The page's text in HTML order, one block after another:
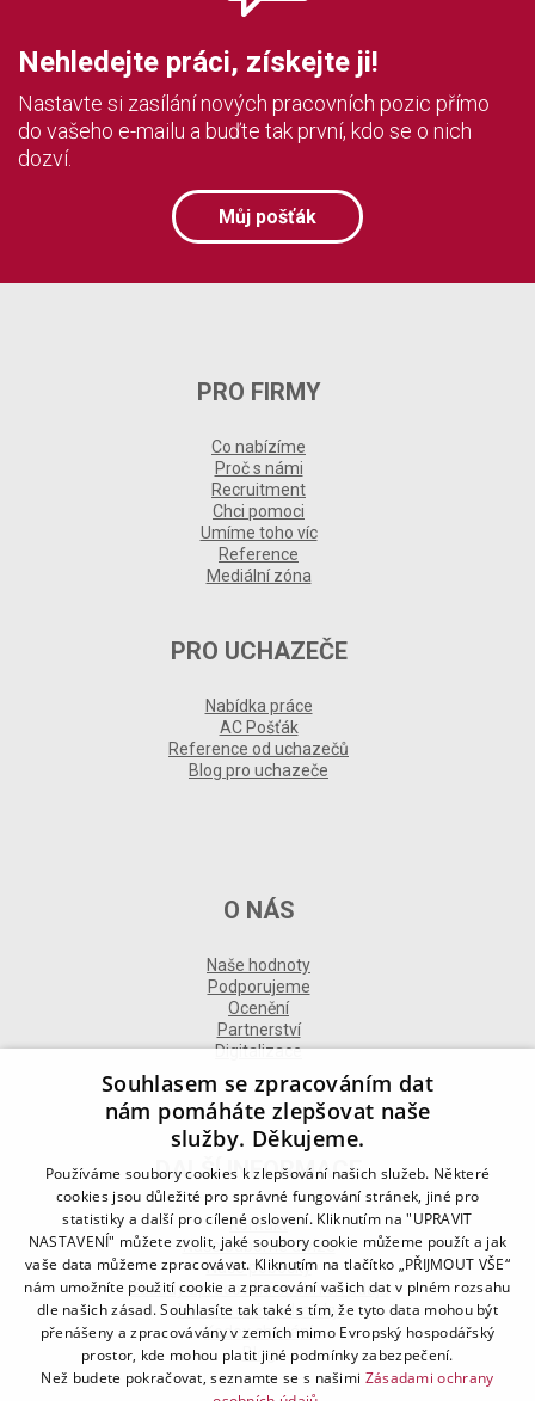
Nehledejte práci, získejte ji!
Nastavte si zasílání nových pracovních pozic přímo
do vašeho e-mailu a buďte tak první, kdo se o nich
dozví.
Můj pošťák
PRO FIRMY
Co nabízíme
Proč s námi
Recruitment
Chci pomoci
Umíme toho víc
Reference
Mediální zóna
PRO UCHAZEČE
Nabídka práce
AC Pošťák
Reference od uchazečů
Blog pro uchazeče
O NÁS
Naše hodnoty
Podporujeme
Ocenění
Partnerství
Digitalizace
DALŠÍ INFORMACE
Kontakt
Naše odborné divize
Naše pobočky
Zásady zpracování osobních údajů
Všeobecné podmínky
Kodex chování
Blog
Souhlasem se zpracováním dat
nám pomáháte zlepšovat naše
služby. Děkujeme.
Používáme soubory cookies k zlepšování našich služeb. Některé
cookies jsou důležité pro správné fungování stránek, jiné pro
statistiky a další pro cílené oslovení. Kliknutím na "UPRAVIT
NASTAVENÍ" můžete zvolit, jaké soubory cookie můžeme použít a jak
vaše data můžeme zpracovávat. Kliknutím na tlačítko „PŘIJMOUT VŠE“
nám umožníte použití cookie a zpracování vašich dat v plném rozsahu
dle našich zásad. Souhlasíte tak také s tím, že tyto data mohou být
přenášeny a zpracovávány v zemích mimo Evropský hospodářský
prostor, kde mohou platit jiné podmínky zabezpečení.
Než budete pokračovat, seznamte se s našimi Zásadami ochrany